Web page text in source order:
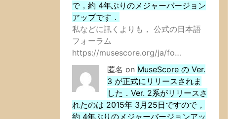
で，約 4年ぶりのメジャーバージョン
アップです．
私などに訊くよりも， 公式の日本語
フォーラム
https://musescore.org/ja/fo…
匿名 on MuseScore の Ver.
3 が正式にリリースされま
した．Ver. 2系がリリースさ
れたのは 2015年 3月25日ですので，
約 4年ぶりのメジャーバージョンアッ